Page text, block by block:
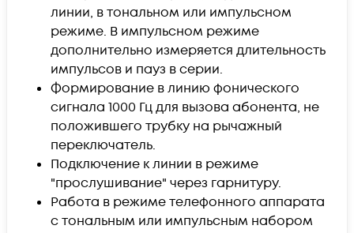
линии, в тональном или импульсном
режиме. В импульсном режиме
дополнительно измеряется длительность
импульсов и пауз в серии.
Формирование в линию фонического
сигнала 1000 Гц для вызова абонента, не
положившего трубку на рычажный
переключатель.
Подключение к линии в режиме
"прослушивание" через гарнитуру.
Работа в режиме телефонного аппарата
с тональным или импульсным набором